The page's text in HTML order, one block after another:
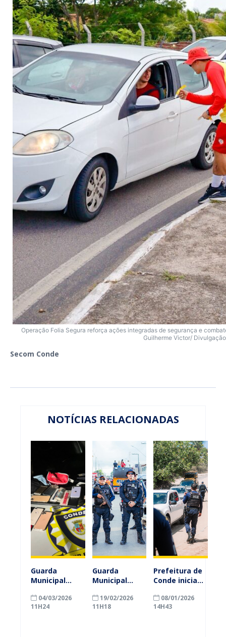
Operação Folia Segura reforça ações integradas de segurança e
Guilherme Victor/ Divulgação
Secom Conde
NOTÍCIAS RELACIONADAS
Guarda
Municipal
celulares após
assalto a loja
04/03/2026
11H24
Guarda
Municipal
Carnaval de
Conde 2026
19/02/2026
11H18
Prefeitura de
Conde inicia
Praia Livre e
reforça
08/01/2026
14H43